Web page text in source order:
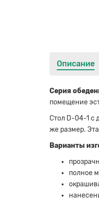
Описание
Серия
помещение
Стол D-04-1 с
же размер.
Варианты
полное